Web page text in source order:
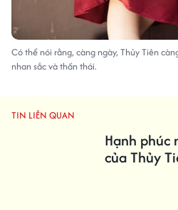
Có thể nói rằng, càng ngày, Thủy Tiên
nhan sắc và thần thái.
TIN LIÊN QUAN
Hạnh phúc
của Thủy